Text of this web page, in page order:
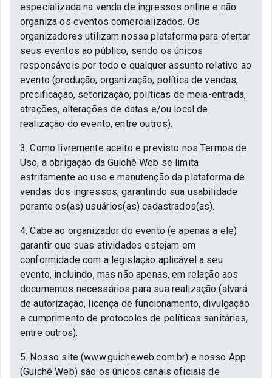
especializada na venda de ingressos online e não
organiza os eventos comercializados. Os
organizadores utilizam nossa plataforma para ofertar
seus eventos ao público, sendo os únicos
responsáveis por todo e qualquer assunto relativo ao
evento (produção, organização, política de vendas,
precificação, setorização, políticas de meia-entrada,
atrações, alterações de datas e/ou local de
realização do evento, entre outros).
3. Como livremente aceito e previsto nos Termos de
Uso, a obrigação da Guichê Web se limita
estritamente ao uso e manutenção da plataforma de
vendas dos ingressos, garantindo sua usabilidade
perante os(as) usuários(as) cadastrados(as).
4. Cabe ao organizador do evento (e apenas a ele)
garantir que suas atividades estejam em
conformidade com a legislação aplicável a seu
evento, incluindo, mas não apenas, em relação aos
documentos necessários para sua realização (alvará
de autorização, licença de funcionamento, divulgação
e cumprimento de protocolos de políticas sanitárias,
entre outros).
5. Nosso site (www.guicheweb.com.br) e nosso App
(Guichê Web) são os únicos canais oficiais de